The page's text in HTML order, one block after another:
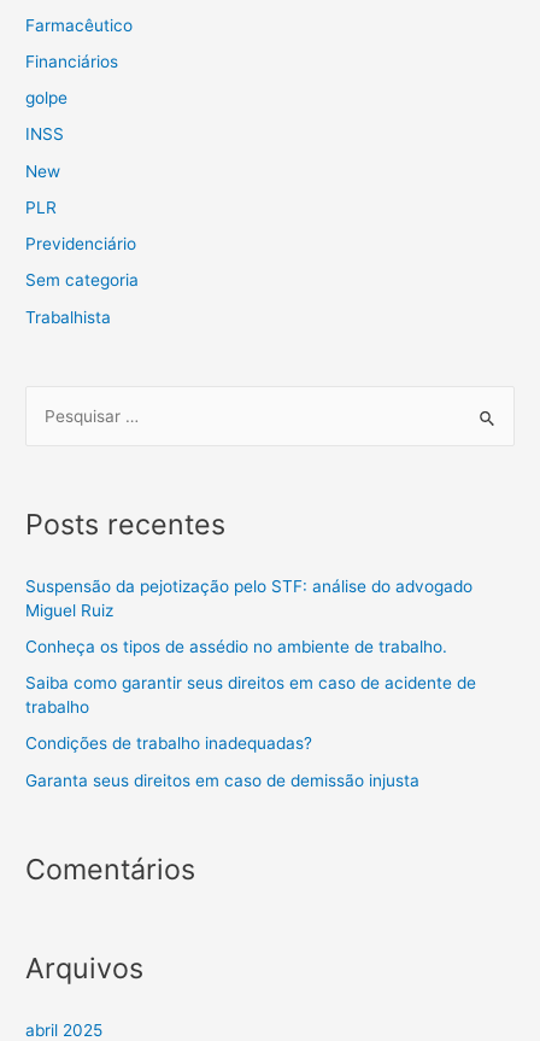
Farmacêutico
Financiários
golpe
INSS
New
PLR
Previdenciário
Sem categoria
Trabalhista
Posts recentes
Suspensão da pejotização pelo STF: análise do advogado
Miguel Ruiz
Conheça os tipos de assédio no ambiente de trabalho.
Saiba como garantir seus direitos em caso de acidente de
trabalho
Condições de trabalho inadequadas?
Garanta seus direitos em caso de demissão injusta
Comentários
Arquivos
abril 2025